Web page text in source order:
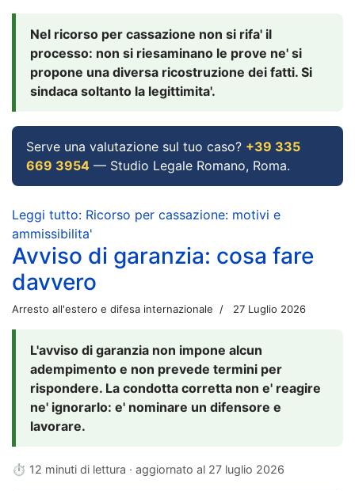
Nel ricorso per cassazione non si rifa' il
processo: non si riesaminano le prove ne' si
propone una diversa ricostruzione dei fatti. Si
sindaca soltanto la legittimita'.
Serve una valutazione sul tuo caso? +39 335
669 3954 — Studio Legale Romano, Roma.
Leggi tutto: Ricorso per cassazione: motivi e
ammissibilita'
Avviso di garanzia: cosa fare
davvero
Arresto all'estero e difesa internazionale 27 Luglio 2026
L'avviso di garanzia non impone alcun
adempimento e non prevede termini per
rispondere. La condotta corretta non e' reagire
ne' ignorarlo: e' nominare un difensore e
lavorare.
⏱ 12 minuti di lettura · aggiornato al 27 luglio 2026